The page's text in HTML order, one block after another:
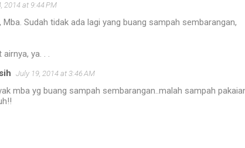
2014 at 9:44 PM
Mba. Sudah tidak ada lagi yang buang sampah sembarangan,
ya. . .
July 19, 2014 at 3:46 AM
mba yg buang sampah sembarangan..malah sampah